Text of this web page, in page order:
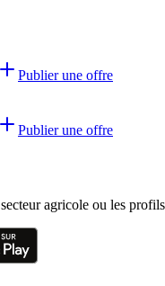
Publier une offre
Publier une offre
agricole ou les